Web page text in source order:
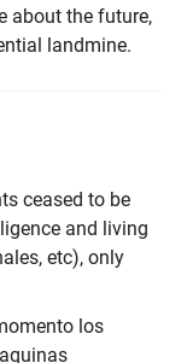
about the future,
landmine.
ceased to be
and living
etc), only
los